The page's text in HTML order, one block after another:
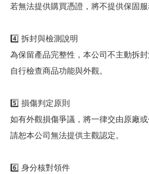
若無法提供購買憑證，將不提供保固服
4️⃣ 拆封與檢測說明
為保留產品完整性，本公司不主動拆
自行檢查商品功能與外觀。
5️⃣ 損傷判定原則
如有外觀損傷爭議，將一律交由原廠或
請恕本公司無法提供主觀認定。
6️⃣ 身分核對領件